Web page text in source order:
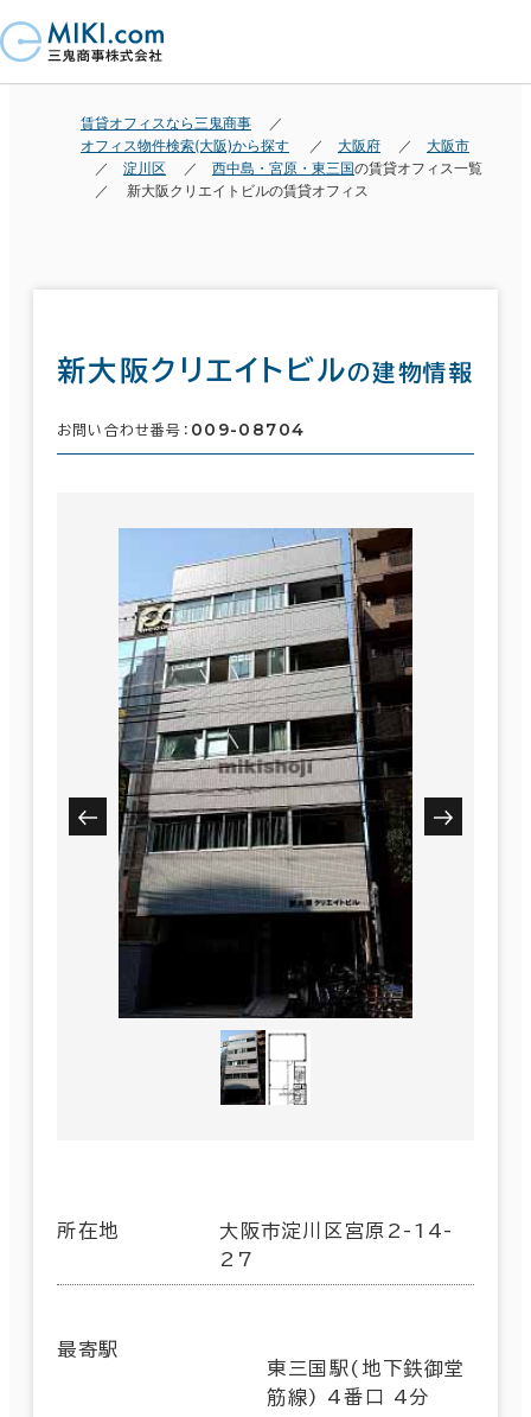
賃貸オフィスなら三鬼商事
オフィス物件検索(大阪)から探す
大阪府
大阪市
淀川区
西中島・宮原・東三国の賃貸オフィス一覧
新大阪クリエイトビルの賃貸オフィス
新大阪クリエイトビルの建物情報
お問い合わせ番号： 009-08704
所在地
大阪市淀川区宮原2-14-
27
最寄駅
東三国駅(地下鉄御堂
筋線) 4番口 4分